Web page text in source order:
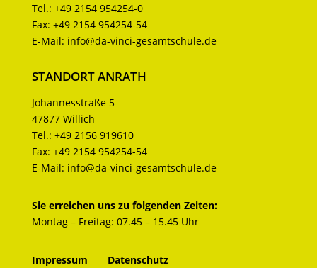
Tel.: +49 2154 954254-0
Fax: +49 2154 954254-54
E-Mail: info@da-vinci-gesamtschule.de
STANDORT ANRATH
Johannesstraße 5
47877 Willich
Tel.: +49 2156 919610
Fax: +49 2154 954254-54
E-Mail: info@da-vinci-gesamtschule.de
Sie erreichen uns zu folgenden Zeiten:
Montag – Freitag: 07.45 – 15.45 Uhr
Impressum Datenschutz